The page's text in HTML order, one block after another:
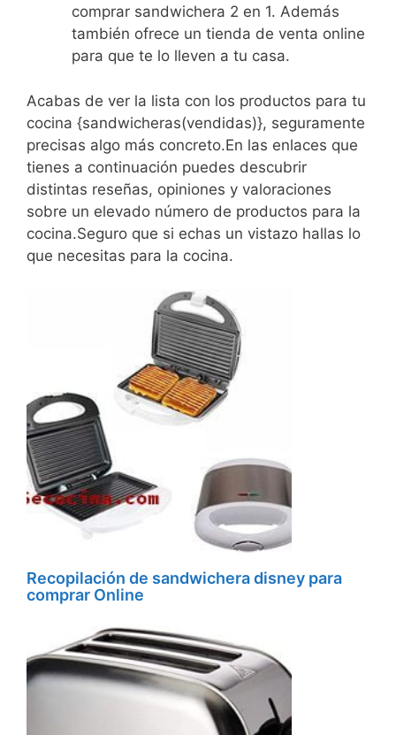
comprar sandwichera 2 en 1. Además
también ofrece un tienda de venta online
para que te lo lleven a tu casa.
Acabas de ver la lista con los productos para tu
cocina {sandwicheras(vendidas)}, seguramente
precisas algo más concreto.En las enlaces que
tienes a continuación puedes descubrir
distintas reseñas, opiniones y valoraciones
sobre un elevado número de productos para la
cocina.Seguro que si echas un vistazo hallas lo
que necesitas para la cocina.
Recopilación de sandwichera disney para
comprar Online